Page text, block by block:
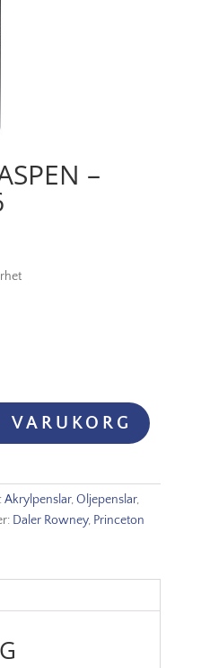
–
VARUKORG
Akrylpenslar,Oljepenslar,
Daler Rowney, Princeton